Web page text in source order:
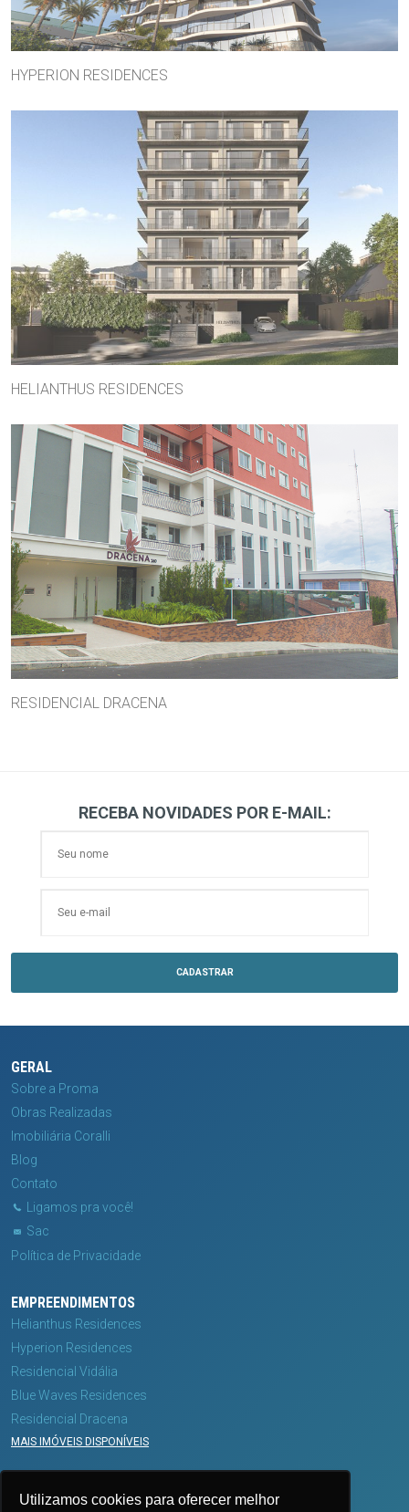
Utilizamos cookies para oferecer melhor
HYPERION RESIDENCES
HELIANTHUS RESIDENCES
RESIDENCIAL DRACENA
RECEBA NOVIDADES POR E-MAIL:
GERAL
Sobre a Proma
Obras Realizadas
Imobiliária Coralli
Blog
Contato
Ligamos pra você!
Sac
Política de Privacidade
EMPREENDIMENTOS
Helianthus Residences
Hyperion Residences
Residencial Vidália
Blue Waves Residences
Residencial Dracena
MAIS IMÓVEIS DISPONÍVEIS